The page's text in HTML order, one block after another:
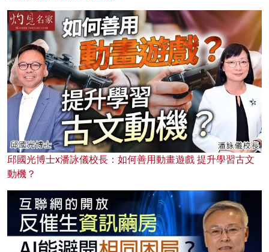
邱國光博士x潘詠儀校長：如何善用動畫遊戲 提升學習古文
動機？